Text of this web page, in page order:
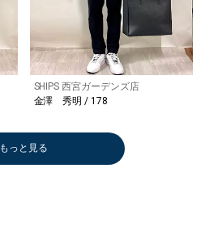
SHIPS 西宮ガーデンズ店
金澤 秀明 / 178
もっと見る